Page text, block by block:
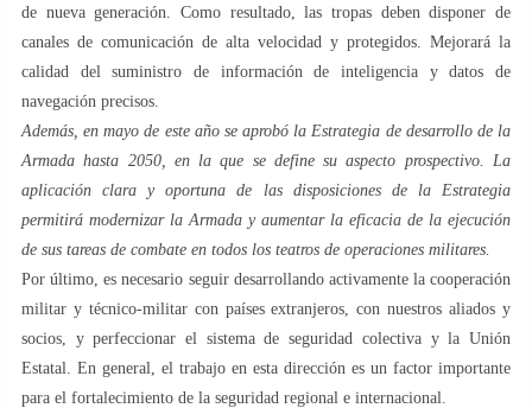
de nueva generación. Como resultado, las tropas deben disponer de
canales de comunicación de alta velocidad y protegidos. Mejorará la
calidad del suministro de información de inteligencia y datos de
navegación precisos.
Además, en mayo de este año se aprobó la Estrategia de desarrollo de la
Armada hasta 2050, en la que se define su aspecto prospectivo. La
aplicación clara y oportuna de las disposiciones de la Estrategia
permitirá modernizar la Armada y aumentar la eficacia de la ejecución
de sus tareas de combate en todos los teatros de operaciones militares.
Por último, es necesario seguir desarrollando activamente la cooperación
militar y técnico-militar con países extranjeros, con nuestros aliados y
socios, y perfeccionar el sistema de seguridad colectiva y la Unión
Estatal. En general, el trabajo en esta dirección es un factor importante
para el fortalecimiento de la seguridad regional e internacional.